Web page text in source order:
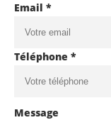
Email *
Téléphone *
Message